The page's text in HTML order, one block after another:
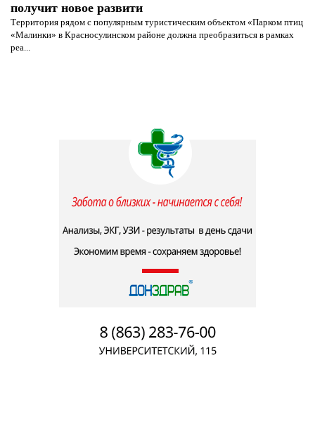
получит новое развити
Территория рядом с популярным туристическим объектом «Парком птиц
«Малинки» в Красносулинском районе должна преобразиться в рамках
реа...